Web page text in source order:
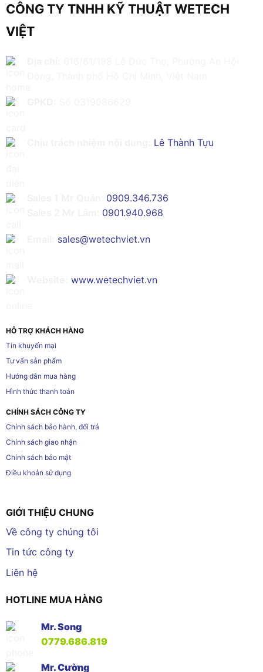
CÔNG TY TNHH KỸ THUẬT WETECH
VIỆT
Lê Thành Tựu
0909.346.736
0901.940.968
sales@wetechviet.vn
www.wetechviet.vn
HỖ TRỢ KHÁCH HÀNG
Tin khuyến mại
Tư vấn sản phẩm
Hướng dẫn mua hàng
Hình thức thanh toán
CHÍNH SÁCH CÔNG TY
Chính sách bảo hành, đổi trả
Chính sách giao nhận
Chính sách bảo mật
Điều khoản sử dụng
GIỚI THIỆU CHUNG
Về công ty chúng tôi
Tin tức công ty
Liên hệ
HOTLINE MUA HÀNG
Mr. Song
0779.686.819
Mr. Cường